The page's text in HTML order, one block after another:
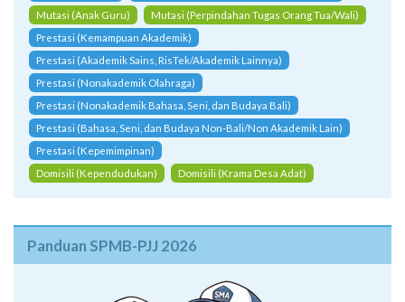
Mutasi (Anak Guru)
Mutasi (Perpindahan Tugas Orang Tua/Wali)
Prestasi (Kemampuan Akademik)
Prestasi (Akademik Sains, RisTek/Akademik Lainnya)
Prestasi (Nonakademik Olahraga)
Prestasi (Nonakademik Bahasa, Seni, dan Budaya Bali)
Prestasi (Bahasa, Seni, dan Budaya Non-Bali/Non Akademik Lain)
Prestasi (Kepemimpinan)
Domisili (Kependudukan)
Domisili (Krama Desa Adat)
Panduan SPMB-PJJ 2026